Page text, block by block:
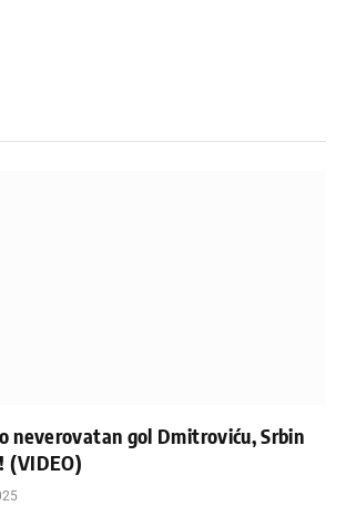
neverovatan gol Dmitroviću, Srbin
(VIDEO)